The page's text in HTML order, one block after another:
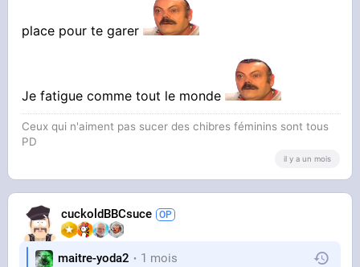
ptin de travail pour te payer une voiture nn ?
place pour te garer
Je fatigue comme tout le monde
Ceux qui n'aiment pas sucer des chibres féminins sont tous
PD
il y a un mois
cuckoldBBCsuce
maitre-yoda2 1 mois